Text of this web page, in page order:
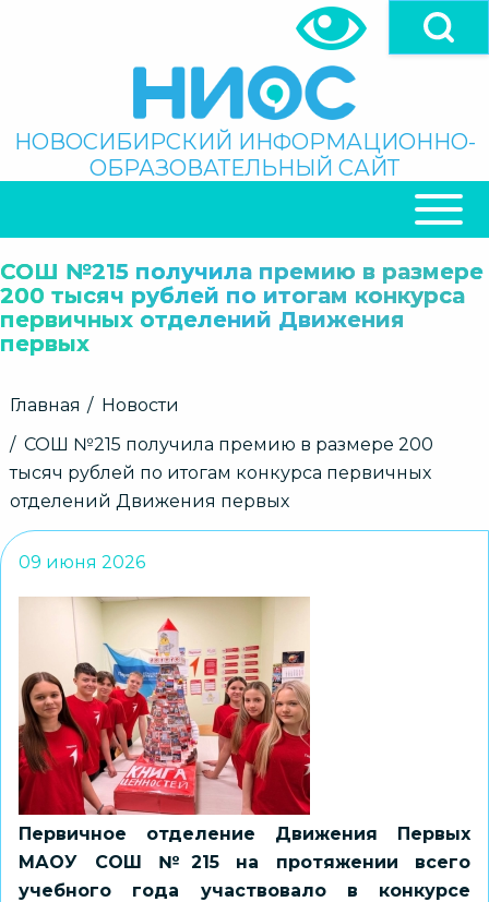
Поиск
НОВОСИБИРСКИЙ ИНФОРМАЦИОННО-
ОБРАЗОВАТЕЛЬНЫЙ САЙТ
НАВИГАЦИЯ
СОШ №215 получила премию в размере
200 тысяч рублей по итогам конкурса
первичных отделений Движения
первых
Строка
Главная
Новости
СОШ №215 получила премию в размере 200
тысяч рублей по итогам конкурса первичных
отделений Движения первых
09 июня 2026
Первичное отделение Движения Первых
МАОУ СОШ №215 на протяжении всего
учебного года участвовало в конкурсе